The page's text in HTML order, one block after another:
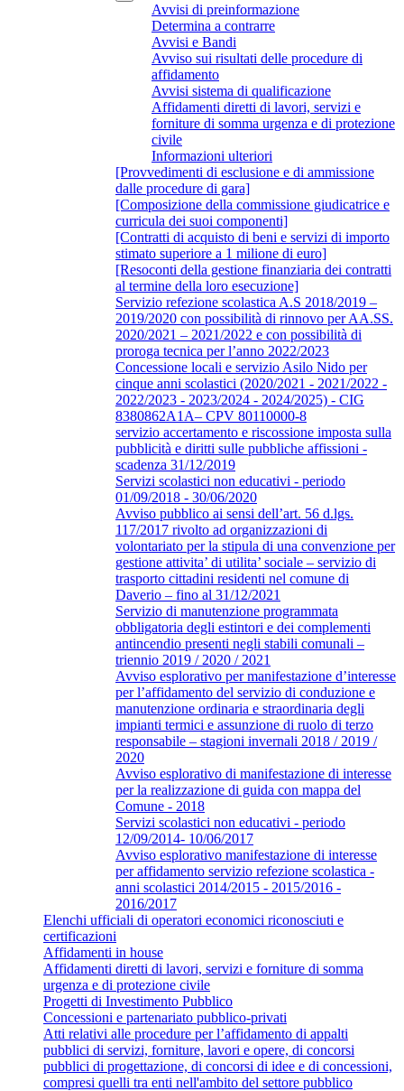
Avvisi di preinformazione
Determina a contrarre
Avvisi e Bandi
Avviso sui risultati delle procedure di
affidamento
Avvisi sistema di qualificazione
Affidamenti diretti di lavori, servizi e
forniture di somma urgenza e di protezione
civile
Informazioni ulteriori
[Provvedimenti di esclusione e di ammissione
dalle procedure di gara]
[Composizione della commissione giudicatrice e
curricula dei suoi componenti]
[Contratti di acquisto di beni e servizi di importo
stimato superiore a 1 milione di euro]
[Resoconti della gestione finanziaria dei contratti
al termine della loro esecuzione]
Servizio refezione scolastica A.S 2018/2019 –
2019/2020 con possibilità di rinnovo per AA.SS.
2020/2021 – 2021/2022 e con possibilità di
proroga tecnica per l’anno 2022/2023
Concessione locali e servizio Asilo Nido per
cinque anni scolastici (2020/2021 - 2021/2022 -
2022/2023 - 2023/2024 - 2024/2025) - CIG
8380862A1A– CPV 80110000-8
servizio accertamento e riscossione imposta sulla
pubblicità e diritti sulle pubbliche affissioni -
scadenza 31/12/2019
Servizi scolastici non educativi - periodo
01/09/2018 - 30/06/2020
Avviso pubblico ai sensi dell’art. 56 d.lgs.
117/2017 rivolto ad organizzazioni di
volontariato per la stipula di una convenzione per
gestione attivita’ di utilita’ sociale – servizio di
trasporto cittadini residenti nel comune di
Daverio – fino al 31/12/2021
Servizio di manutenzione programmata
obbligatoria degli estintori e dei complementi
antincendio presenti negli stabili comunali –
triennio 2019 / 2020 / 2021
Avviso esplorativo per manifestazione d’interesse
per l’affidamento del servizio di conduzione e
manutenzione ordinaria e straordinaria degli
impianti termici e assunzione di ruolo di terzo
responsabile – stagioni invernali 2018 / 2019 /
2020
Avviso esplorativo di manifestazione di interesse
per la realizzazione di guida con mappa del
Comune - 2018
Servizi scolastici non educativi - periodo
12/09/2014- 10/06/2017
Avviso esplorativo manifestazione di interesse
per affidamento servizio refezione scolastica -
anni scolastici 2014/2015 - 2015/2016 -
2016/2017
Elenchi ufficiali di operatori economici riconosciuti e
certificazioni
Affidamenti in house
Affidamenti diretti di lavori, servizi e forniture di somma
urgenza e di protezione civile
Progetti di Investimento Pubblico
Concessioni e partenariato pubblico-privati
Atti relativi alle procedure per l’affidamento di appalti
pubblici di servizi, forniture, lavori e opere, di concorsi
pubblici di progettazione, di concorsi di idee e di concessioni,
compresi quelli tra enti nell'ambito del settore pubblico